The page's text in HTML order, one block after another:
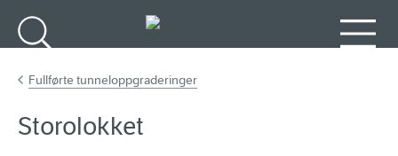
Fullførte tunneloppgraderinger
Storolokket